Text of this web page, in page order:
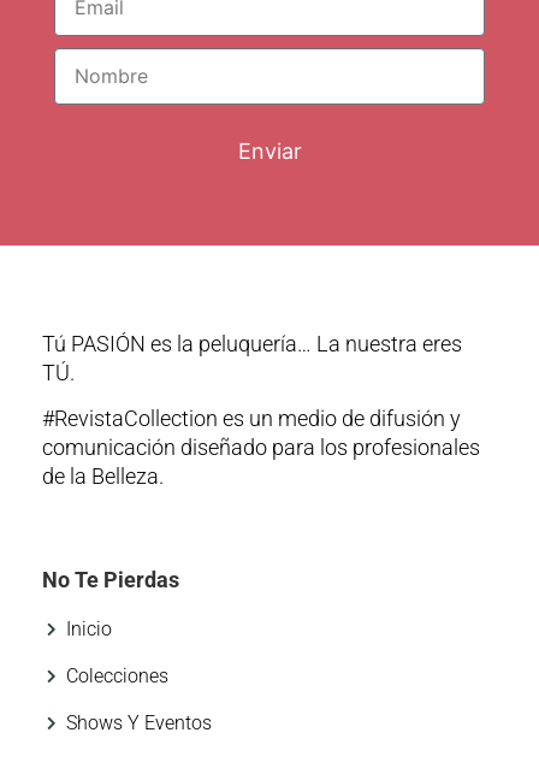
Enviar
Tú PASIÓN es la peluquería… La nuestra eres
TÚ.
#RevistaCollection es un medio de difusión y
comunicación diseñado para los profesionales
de la Belleza.
No Te Pierdas
Inicio
Colecciones
Shows Y Eventos